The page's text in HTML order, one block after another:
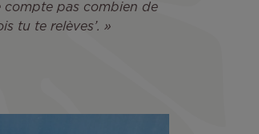
compte pas combien de
tu te relèves’. »